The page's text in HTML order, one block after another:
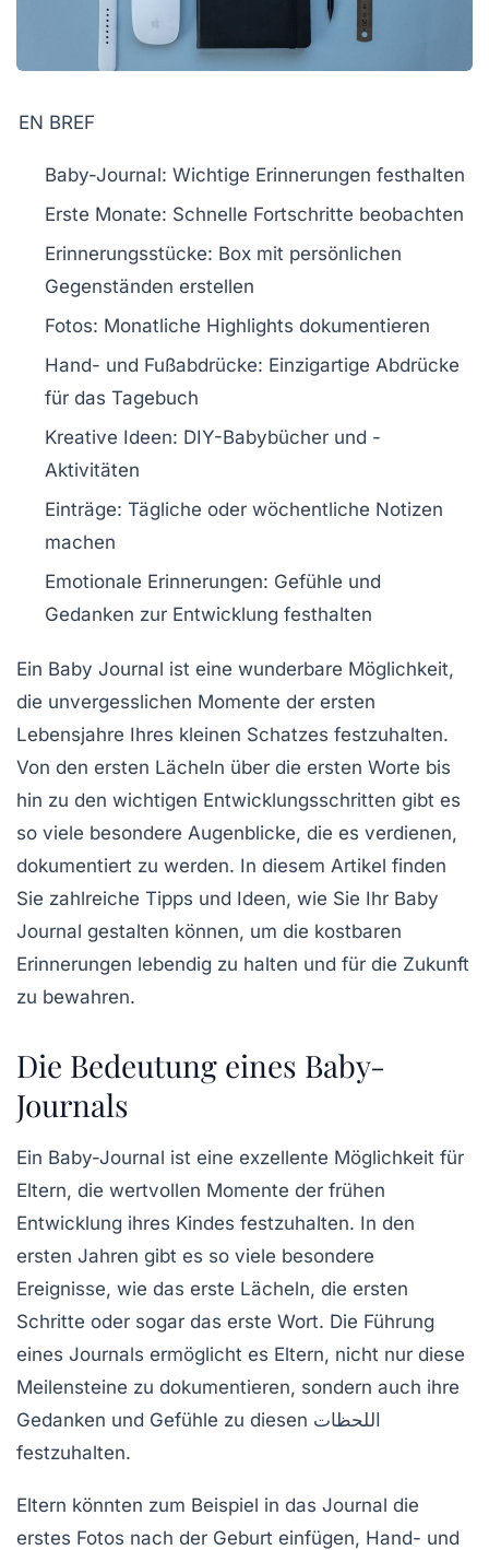
EN BREF
Baby-Journal: Wichtige Erinnerungen festhalten
Erste Monate: Schnelle Fortschritte beobachten
Erinnerungsstücke: Box mit persönlichen
Gegenständen erstellen
Fotos: Monatliche Highlights dokumentieren
Hand- und Fußabdrücke: Einzigartige Abdrücke
für das Tagebuch
Kreative Ideen: DIY-Babybücher und -
Aktivitäten
Einträge: Tägliche oder wöchentliche Notizen
machen
Emotionale Erinnerungen: Gefühle und
Gedanken zur Entwicklung festhalten
Ein Baby Journal ist eine wunderbare Möglichkeit,
die unvergesslichen Momente der ersten
Lebensjahre Ihres kleinen Schatzes festzuhalten.
Von den ersten Lächeln über die ersten Worte bis
hin zu den wichtigen Entwicklungsschritten gibt es
so viele besondere Augenblicke, die es verdienen,
dokumentiert zu werden. In diesem Artikel finden
Sie zahlreiche Tipps und Ideen, wie Sie Ihr Baby
Journal gestalten können, um die kostbaren
Erinnerungen lebendig zu halten und für die Zukunft
zu bewahren.
Die Bedeutung eines Baby-
Journals
Ein Baby-Journal ist eine exzellente Möglichkeit für
Eltern, die wertvollen Momente der frühen
Entwicklung ihres Kindes festzuhalten. In den
ersten Jahren gibt es so viele besondere
Ereignisse, wie das erste Lächeln, die ersten
Schritte oder sogar das erste Wort. Die Führung
eines Journals ermöglicht es Eltern, nicht nur diese
Meilensteine zu dokumentieren, sondern auch ihre
Gedanken und Gefühle zu diesen اللحظات
festzuhalten.
Eltern könnten zum Beispiel in das Journal die
erstes Fotos nach der Geburt einfügen, Hand- und